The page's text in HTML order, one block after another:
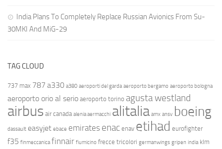
India Plans To Completely Replace Russian Avionics From Su-
30MKI And MiG-29
TAG CLOUD
737 max 787 a330 a380 aeroporti del garda aeroporto bergamo aeroporto bologna
aeroporto orio al serio aeroporto torino agusta westland
airbus air canada alenia aermacchi alitalia amx ansv boeing
dassault easyjet ebace emirates enac enav etihad eurofighter
f35 finmeccanica finnair fiumicino frecce tricolori germanwings gripen india klm